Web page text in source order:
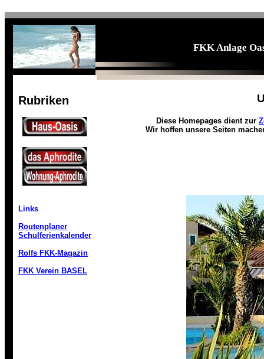
FKK Anlage
Rubriken
Links
Routenplaner
Schulferienkalender
Rolfs FKK-Magazin
FKK Verein BASEL
Diese Homepages dient zur
Wir hoffen unsere Seiten